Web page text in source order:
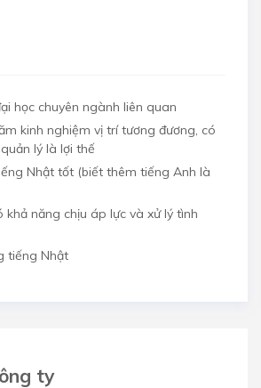
học chuyên ngành liên quan
kinh nghiệm vị trí tương đương, có
lý là lợi thế
Nhật tốt (biết thêm tiếng Anh là
khả năng chịu áp lực và xử lý tình
tiếng Nhật
ty